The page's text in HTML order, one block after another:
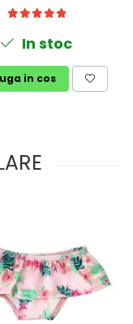
In stoc
in cos